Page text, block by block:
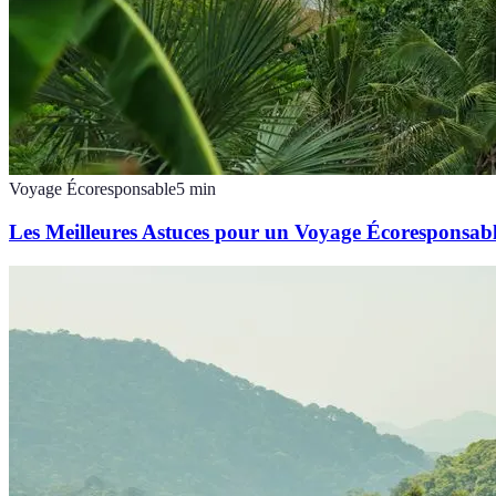
Voyage Écoresponsable5 min
Les Meilleures Astuces pour un Voyage